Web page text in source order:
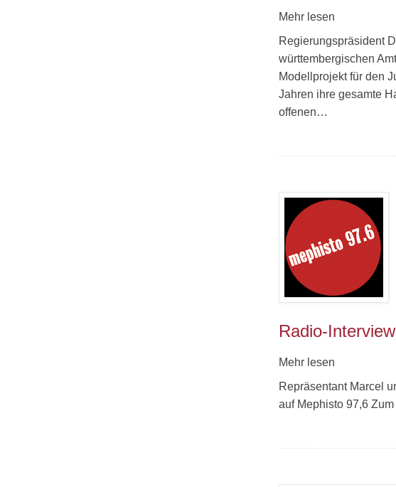
Mehr lesen
Regierungspräsident
württembergischen
Modellprojekt für den
Jahren ihre gesamte
offenen…
Radio-Interview
Mehr lesen
Repräsentant Marcel
auf Mephisto 97,6